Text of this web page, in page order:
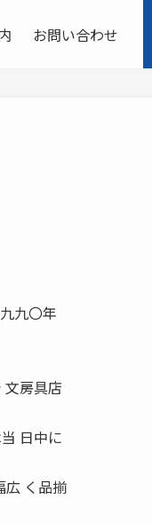
お問い合わせ
九〇年
房具店
日中に
広 く品揃